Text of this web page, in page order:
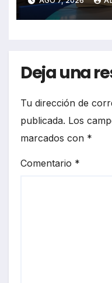
Deja una
Tu dirección de
publicada. Los
marcados con *
Comentario *